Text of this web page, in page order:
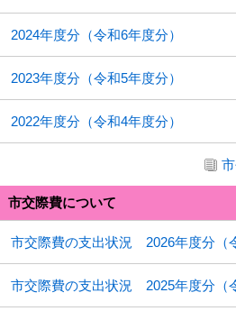
2024年度分（令和6年度分）
2023年度分（令和5年度分）
2022年度分（令和4年度分）
市交際費について
市交際費の支出状況 2026年度分（
市交際費の支出状況 2025年度分（